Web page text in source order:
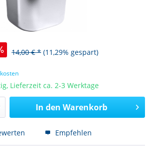
14,00 € * (11,29% gespart)
Lieferzeit ca. 2-3 Werktage
In den Warenkorb
Empfehlen